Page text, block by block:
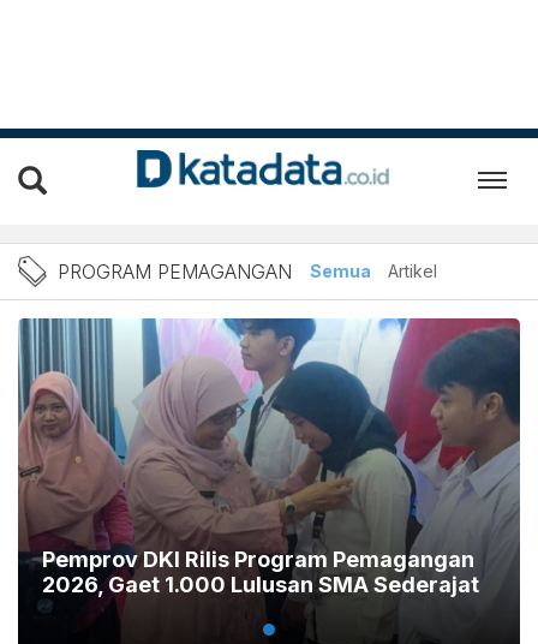
Berita Terbaru Program
PROGRAM PEMAGANGAN Semua Artikel
Pemprov DKI Rilis Program Pemagangan
2026, Gaet 1.000 Lulusan SMA Sederajat